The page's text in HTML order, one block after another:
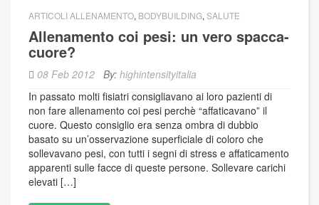
ARTICOLI ALLENAMENTO, BODYBUILDING, SALUTE
Allenamento coi pesi: un vero spacca-
cuore?
08 Feb 2012 By: highintensityitalia
In passato molti fisiatri consigliavano ai loro pazienti di
non fare allenamento coi pesi perchè “affaticavano” il
cuore. Questo consiglio era senza ombra di dubbio
basato su un’osservazione superficiale di coloro che
sollevavano pesi, con tutti i segni di stress e affaticamento
apparenti sulle facce di queste persone. Sollevare carichi
elevati […]